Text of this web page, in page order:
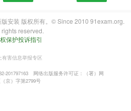
安装 版权所有。© Since 2010 91exam.org.
reserved.
保护投诉指引
有害信息举报专区
201797163
网络出版服务许可证：（署）网
京）字第2799号